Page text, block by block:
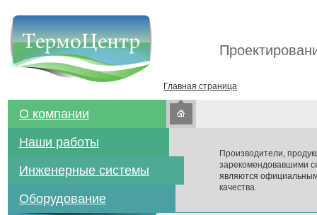
Главная страница
О компании
Наши работы
Инженерные системы
Оборудование
Производители,
зарекомендовавшими
являются
качества.